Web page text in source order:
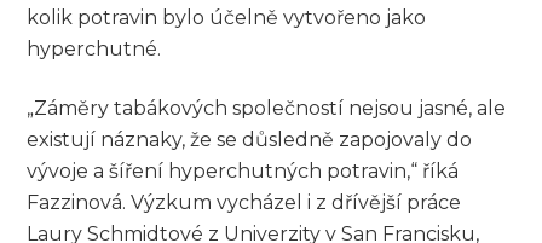
kolik potravin bylo účelně vytvořeno jako
hyperchutné.
„Záměry tabákových společností nejsou jasné, ale
existují náznaky, že se důsledně zapojovaly do
vývoje a šíření hyperchutných potravin,“ říká
Fazzinová. Výzkum vycházel i z dřívější práce
Laury Schmidtové z Univerzity v San Francisku,